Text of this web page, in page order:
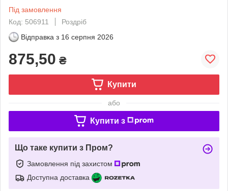
Під замовлення
Код: 506911
Роздріб
Відправка з 16 серпня 2026
875,50 ₴
Купити
або
Купити з
Що таке купити з Пром?
Замовлення під захистом
Доступна доставка